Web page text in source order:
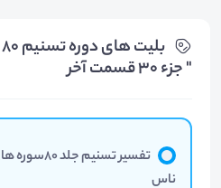
" جزء 30 قسمت آخر
ناس